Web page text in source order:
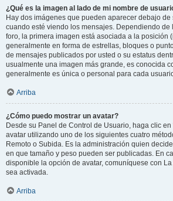
¿Qué es la imagen al lado de mi nombre de
Hay dos imágenes que pueden aparecer debajo
cuando esté viendo los mensajes. Dependiendo de
foro, la primera imagen está asociada a la posición
generalmente en forma de estrellas, bloques o
de mensajes publicados por usted o su estatus
usualmente una imagen más grande, es conocida
generalmente es única o personal para cada
Arriba
¿Cómo puedo mostrar un avatar?
Desde su Panel de Control de Usuario, haga clic en
avatar utilizando uno de los siguientes cuatro
Remoto o Subida. Es la administración quien
en que tamaño y peso pueden ser publicadas. En
disponible la opción de avatar, comuníquese con
sea activada.
Arriba